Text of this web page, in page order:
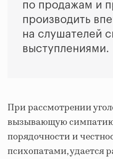
по продажам и
производить
на слушателей
выступлениями.
При рассмотрении
вызывающую симпатию
порядочности и
психопатами, удается